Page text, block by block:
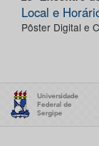
Local e
Pôster Digital e